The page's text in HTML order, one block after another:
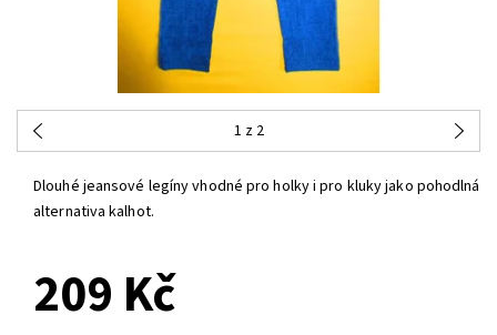
1 z 2
Dlouhé jeansové legíny vhodné pro holky i pro kluky jako pohodlná
alternativa kalhot.
209 Kč